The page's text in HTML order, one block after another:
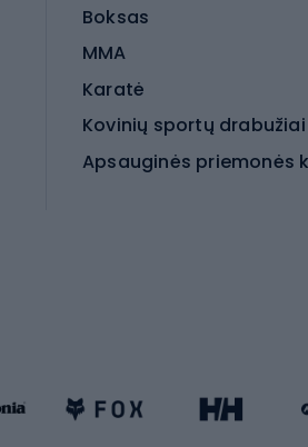
Boksas
MMA
Karatė
Kovinių sportų drabužiai
Riedučiai